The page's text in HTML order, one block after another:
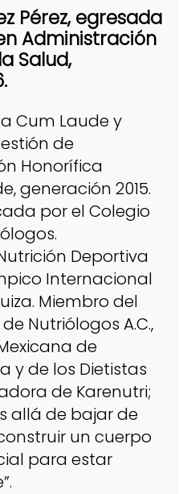
Pérez, egresada
Administración
Salud,
Cum Laude y
de
Honorífica
generación 2015.
por el Colegio
Deportiva
Internacional
Miembro del
Nutriólogos A.C.,
de
y de los Dietistas
de Karenutri;
allá de bajar de
un cuerpo
para estar